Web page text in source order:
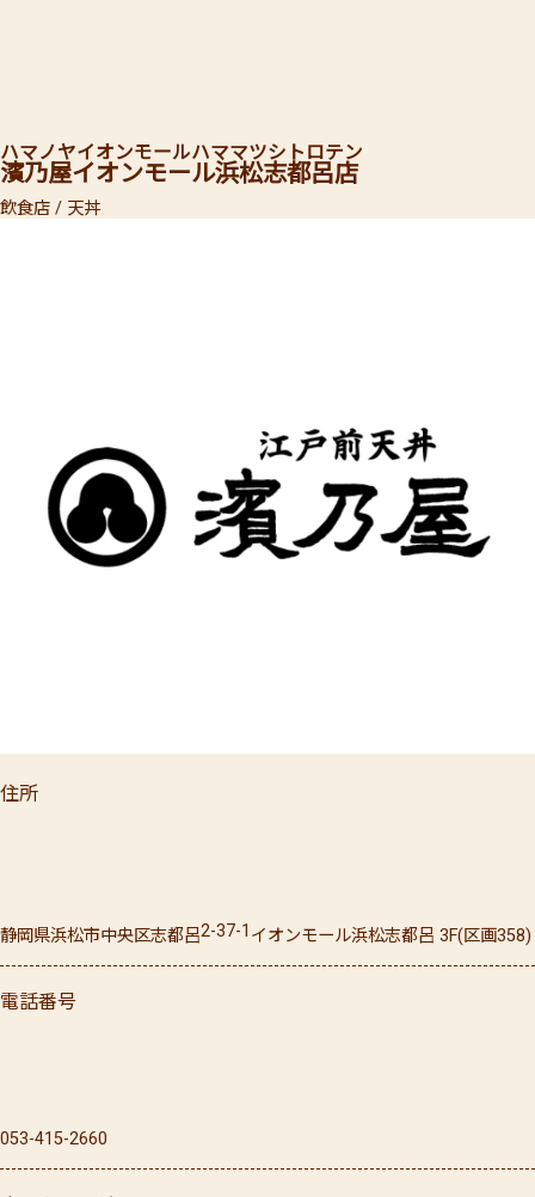
濱乃屋イオンモール浜松志都呂店
ハマノヤイオンモールハママツシトロテン
飲食店 / 天丼
住所
静岡県浜松市中央区志都呂2-37-1 イオンモール浜松志都呂 3F(区画358)
電話番号
053-415-2660